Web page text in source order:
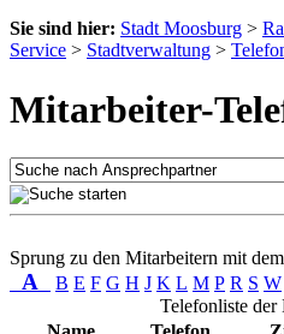
Sie sind hier: Stadt Moosburg >
Service > Stadtverwaltung >
Mitarbeiter-
Sprung zu den Mitarbeitern mit
A B E F G H J K L M P R S W
Telefonliste